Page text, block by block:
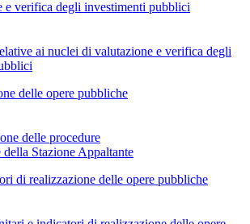
e verifica degli investimenti pubblici
ai nuclei di valutazione e verifica degli
delle opere pubbliche
delle procedure
Stazione Appaltante
di realizzazione delle opere pubbliche